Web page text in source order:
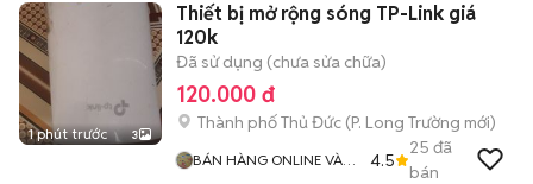
1 phút trước 3
Thiết bị mở rộng sóng TP-Link giá
120k
Đã sử dụng (chưa sửa chữa)
120.000 đ
Thành phố Thủ Đức (P. Long Trường mới)
BÁN HÀNG ONLINE VÀ
4.5
25 đã
bán